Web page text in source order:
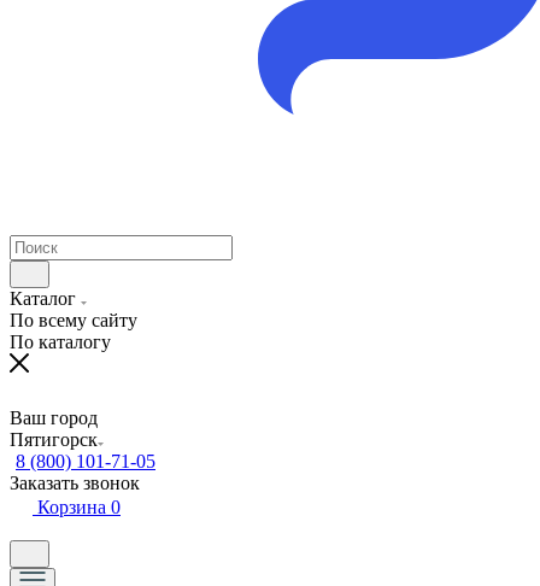
Каталог
По всему сайту
По каталогу
Ваш город
Пятигорск
8 (800) 101-71-05
Заказать звонок
Корзина 0